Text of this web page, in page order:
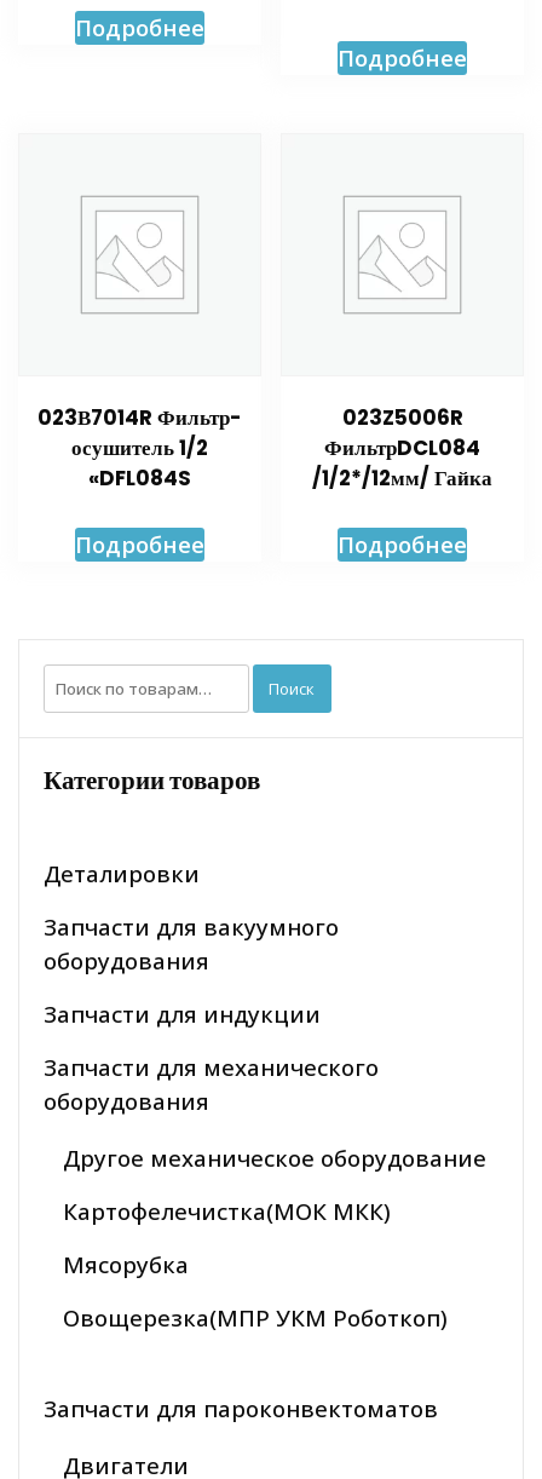
Подробнее
Подробнее
023В7014R Фильтр-
осушитель 1/2
«DFL084S
Подробнее
023Z5006R
ФильтрDCL084
/1/2*/12мм/ Гайка
Подробнее
Искать: Поиск
Категории товаров
Деталировки
Запчасти для вакуумного
оборудования
Запчасти для индукции
Запчасти для механического
оборудования
Другое механическое оборудование
Картофелечистка(МОК МКК)
Мясорубка
Овощерезка(МПР УКМ Роботкоп)
Запчасти для пароконвектоматов
Двигатели